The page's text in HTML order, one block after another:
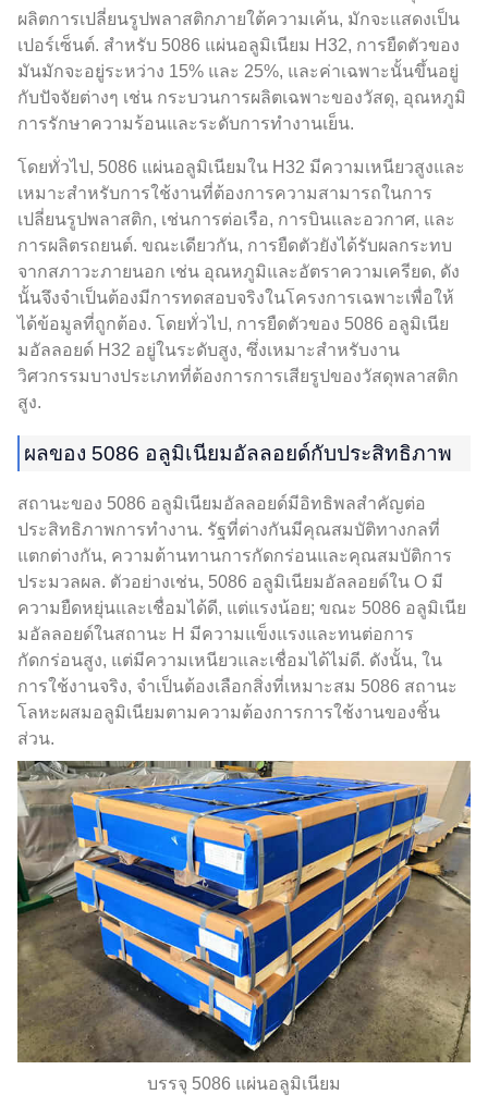
ผลิตการเปลี่ยนรูปพลาสติกภายใต้ความเค้น, มักจะแสดงเป็น
เปอร์เซ็นต์. สำหรับ 5086 แผ่นอลูมิเนียม H32, การยืดตัวของ
มันมักจะอยู่ระหว่าง 15% และ 25%, และค่าเฉพาะนั้นขึ้นอยู่
กับปัจจัยต่างๆ เช่น กระบวนการผลิตเฉพาะของวัสดุ, อุณหภูมิ
การรักษาความร้อนและระดับการทำงานเย็น.
โดยทั่วไป, 5086 แผ่นอลูมิเนียมใน H32 มีความเหนียวสูงและ
เหมาะสำหรับการใช้งานที่ต้องการความสามารถในการ
เปลี่ยนรูปพลาสติก, เช่นการต่อเรือ, การบินและอวกาศ, และ
การผลิตรถยนต์. ขณะเดียวกัน, การยืดตัวยังได้รับผลกระทบ
จากสภาวะภายนอก เช่น อุณหภูมิและอัตราความเครียด, ดัง
นั้นจึงจำเป็นต้องมีการทดสอบจริงในโครงการเฉพาะเพื่อให้
ได้ข้อมูลที่ถูกต้อง. โดยทั่วไป, การยืดตัวของ 5086 อลูมิเนีย
มอัลลอยด์ H32 อยู่ในระดับสูง, ซึ่งเหมาะสำหรับงาน
วิศวกรรมบางประเภทที่ต้องการการเสียรูปของวัสดุพลาสติก
สูง.
ผลของ 5086 อลูมิเนียมอัลลอยด์กับประสิทธิภาพ
สถานะของ 5086 อลูมิเนียมอัลลอยด์มีอิทธิพลสำคัญต่อ
ประสิทธิภาพการทำงาน. รัฐที่ต่างกันมีคุณสมบัติทางกลที่
แตกต่างกัน, ความต้านทานการกัดกร่อนและคุณสมบัติการ
ประมวลผล. ตัวอย่างเช่น, 5086 อลูมิเนียมอัลลอยด์ใน O มี
ความยืดหยุ่นและเชื่อมได้ดี, แต่แรงน้อย; ขณะ 5086 อลูมิเนีย
มอัลลอยด์ในสถานะ H มีความแข็งแรงและทนต่อการ
กัดกร่อนสูง, แต่มีความเหนียวและเชื่อมได้ไม่ดี. ดังนั้น, ใน
การใช้งานจริง, จำเป็นต้องเลือกสิ่งที่เหมาะสม 5086 สถานะ
โลหะผสมอลูมิเนียมตามความต้องการการใช้งานของชิ้น
ส่วน.
บรรจุ 5086 แผ่นอลูมิเนียม